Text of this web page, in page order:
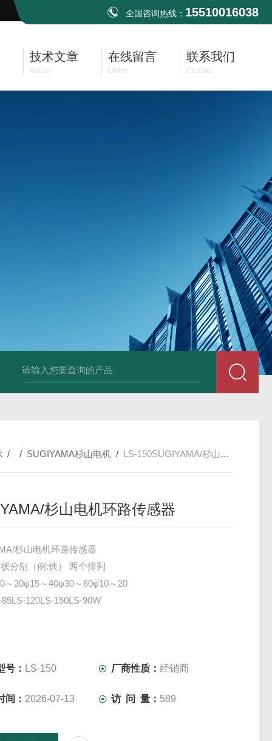
全国咨询热线： 15510016038
技术文章
Article
在线留言
Order
联系我们
Contact
PAV320-1.3 （with LAN）KIKUSUI菊水直流电源-故障快
/ / SUGIYAMA杉山电机 / LS-150SUGIYAMA/杉山电机环路传感器
杉山电机环路传感器
杉山电机环路传感器
分别（例:铁） 两个排列
～20φ15～40φ30～60φ10～20
120LS-150LS-90W
号： LS-150 厂商性质：经销商
间： 2026-07-13 访 问 量： 589